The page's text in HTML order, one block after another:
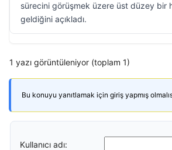
sürecini görüşmek üzere üst düzey bir
geldiğini açıkladı.
1 yazı görüntüleniyor (toplam 1)
Bu konuyu yanıtlamak için giriş yapmış
Kullanıcı adı: